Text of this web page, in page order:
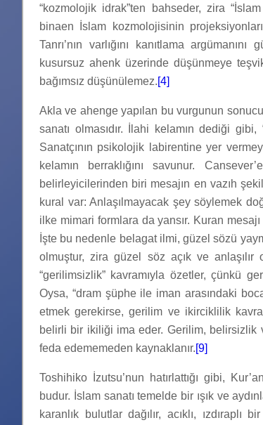
“kozmolojik idrak”ten bahseder, zira
binaen İslam kozmolojisinin
Tanrı’nın varlığını kanıtlama
kusursuz ahenk üzerinde düşünmeye
bağımsız düşünülemez.[4]
Akla ve ahenge yapılan bu vurgunun
sanatı olmasıdır. İlahi kelamın dediği gibi,
Sanatçının psikolojik labirentine yer
kelamın berraklığını savunur.
belirleyicilerinden biri mesajın en vazıh
kural var: Anlaşılmayacak şey söylemek
ilke mimari formlara da yansır. Kuran mesajı
İşte bu nedenle belagat ilmi, güzel sözü
olmuştur, zira güzel söz açık ve anlaşılır
“gerilimsizlik” kavramıyla özetler, çünkü
Oysa, “dram şüphe ile iman arasındaki
etmek gerekirse, gerilim ve ikirciklilik
belirli bir ikiliği ima eder. Gerilim, belirsizlik
feda edememeden kaynaklanır.[9]
Toshihiko İzutsu’nun hatırlattığı gibi,
budur. İslam sanatı temelde bir ışık ve
karanlık bulutlar dağılır, acıklı,